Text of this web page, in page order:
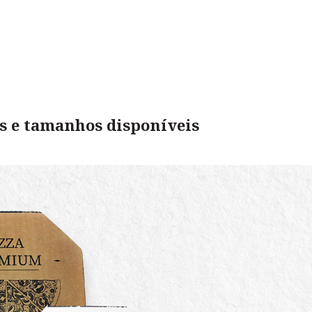
e tamanhos disponíveis